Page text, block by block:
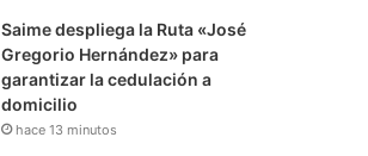
Saime despliega la Ruta «José
Gregorio Hernández» para
garantizar la cedulación a
domicilio
hace 13 minutos